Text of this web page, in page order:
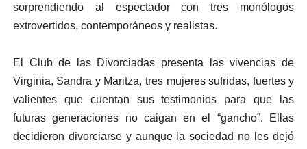
sorprendiendo al espectador con tres monólogos
extrovertidos, contemporáneos y realistas.
El Club de las Divorciadas presenta las vivencias de
Virginia, Sandra y Maritza, tres mujeres sufridas, fuertes y
valientes que cuentan sus testimonios para que las
futuras generaciones no caigan en el “gancho”. Ellas
decidieron divorciarse y aunque la sociedad no les dejó